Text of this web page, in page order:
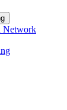
Network